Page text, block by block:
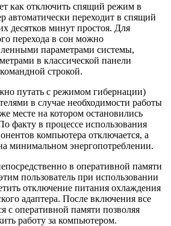
как отключить спящий режим в
автоматически переходит в спящий
десятков минут простоя. Для
перехода в сон можно
параметрами системы,
в классической панели
строкой.
путать с режимом гибернации)
в случае необходимости работы
месте на котором остановились
факту в процессе использования
компьютера отключается, а
минимальном энергопотреблении.
в оперативной памяти
пользователь при использовании
отключение питания охлаждения
адаптера. После включения все
с оперативной памяти позволяя
работу за компьютером.